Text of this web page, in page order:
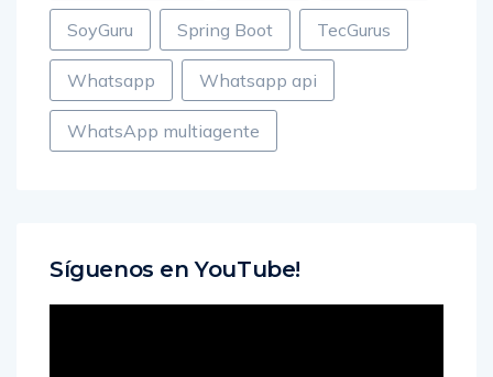
SoyGuru Spring Boot TecGurus
Whatsapp Whatsapp api
WhatsApp multiagente
Síguenos en YouTube!